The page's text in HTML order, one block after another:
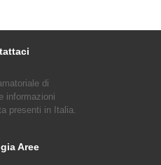
di
informazioni
presenti in Italia.
Aree